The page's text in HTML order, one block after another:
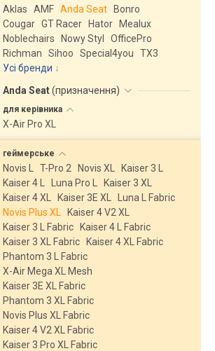
Aklas
AMF Anda Seat
Bonro
Cougar GT Racer Hator
Mealux
Noblechairs
Nowy Styl
OfficePro
Richman
Sihoo Special4you
ТX3
Усі бренди
Anda Seat(призначення)
для керівника
X-Air Pro XL
геймерське
Novis L T-Pro 2 Novis XL
Kaiser 3 L
Kaiser 4 L
Luna Pro L
Kaiser 3 XL
Kaiser 4 XL
Kaiser 3E XL
Luna L Fabric
Novis Plus XL
Kaiser 4 V2 XL
Kaiser 3 L Fabric
Kaiser 4 L Fabric
Kaiser 3 XL Fabric
Kaiser 4 XL Fabric
Phantom 3 L Fabric
X-Air Mega XL Mesh
Kaiser 3E XL Fabric
Phantom 3 XL Fabric
Novis Plus XL Fabric
Kaiser 4 V2 XL Fabric
Kaiser 3 Pro XL Fabric